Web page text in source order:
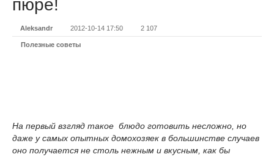
пюре!
Aleksandr 2012-10-14 17:50 2 107
Полезные советы
На первый взгляд такое блюдо готовить несложно, но
даже у самых опытных домохозяек в большинстве случаев
оно получается не столь нежным и вкусным, как бы